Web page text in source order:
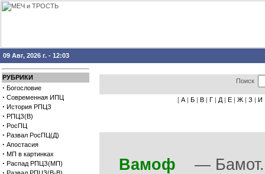
09 Авг, 2026 г. - 12:03
РУБРИКИ
· Богословие
· Современная ИПЦ
· История РПЦЗ
· РПЦЗ(В)
· РосПЦ
· Развал РосПЦ(Д)
· Апостасия
· МП в картинках
· Распад РПЦЗ(МП)
Поиск
[ А | Б | В | Г | Д | Е | Ж | З | И
Вамоф — Бамот.